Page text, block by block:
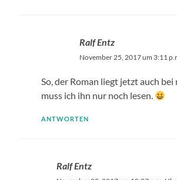
Ralf Entz
November 25, 2017 um 3:11
So, der Roman liegt jetzt auch bei
muss ich ihn nur noch lesen.
ANTWORTEN
Ralf Entz